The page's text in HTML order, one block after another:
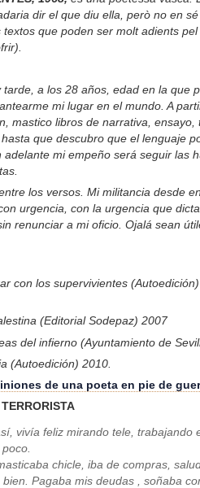
dir el que diu ella, però no en
que poden ser molt adients
a los 28 años, edad en la que
mi lugar en el mundo. A
mastico libros de narrativa, ensayo,
que descubro que el lenguaje
mi empeño será seguir las
los versos. Mi militancia desde
urgencia, con la urgencia que
renunciar a mi oficio. Ojalá sean
con los supervivientes
(Editorial Sodepaz) 2007
del infierno (Ayuntamiento de
(Autoedición) 2010.
de una poeta en pie de
vivía feliz mirando tele, trabajando
chicle, iba de compras,
Pagaba mis deudas , soñaba